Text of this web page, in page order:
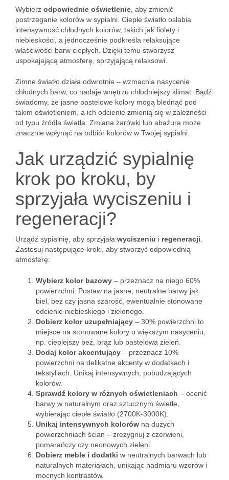
Wybierz odpowiednie oświetlenie , aby zmienić
postrzeganie kolorów w sypialni. Ciepłe światło osłabia
intensywność chłodnych kolorów, takich jak fiolety i
niebieskości, a jednocześnie podkreśla relaksujące
właściwości barw ciepłych. Dzięki temu stworzysz
uspokajającą atmosferę, sprzyjającą relaksowi.
Zimne światło działa odwrotnie – wzmacnia nasycenie
chłodnych barw, co nadaje wnętrzu chłodniejszy klimat. Bądź
świadomy, że jasne pastelowe kolory mogą blednąć pod
takim oświetleniem, a ich odcienie zmienią się w zależności
od typu źródła światła. Zmiana żarówki lub abażura może
znacznie wpłynąć na odbiór kolorów w Twojej sypialni.
Jak urządzić sypialnię
krok po kroku, by
sprzyjała wyciszeniu i
regeneracji?
Urządź sypialnię, aby sprzyjała wyciszeniu i regeneracji
Zastosuj następujące kroki, aby stworzyć odpowiednią
atmosferę:
Wybierz kolor bazowy – przeznacz na niego 60%
powierzchni. Postaw na jasne, neutralne barwy jak
biel, beż czy jasna szarość, ewentualnie stonowane
odcienie niebieskiego i zielonego.
Dobierz kolor uzupełniający – 30% powierzchni to
miejsce na stonowane kolory o większym nasyceniu,
np. cieplejszy beż, brąz lub pastelowa zieleń.
Dodaj kolor akcentujący – przeznacz 10%
powierzchni na delikatne akcenty w dodatkach i
tekstyliach. Unikaj intensywnych, pobudzających
kolorów.
Sprawdź kolory w różnych oświetleniach – ocenić
barwy w naturalnym oraz sztucznym świetle,
wybierając ciepłe światło (2700K-3000K).
Unikaj intensywnych kolorów na dużych
powierzchniach ścian – zrezygnuj z czerwieni,
pomarańczy czy neonowych zieleni.
Dobierz meble i dodatki w neutralnych barwach lub
naturalnych materiałach, unikając nadmiaru wzorów i
mocnych kontrastów.